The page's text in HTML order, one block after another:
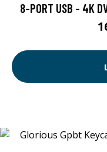
8-PORT USB - 4K